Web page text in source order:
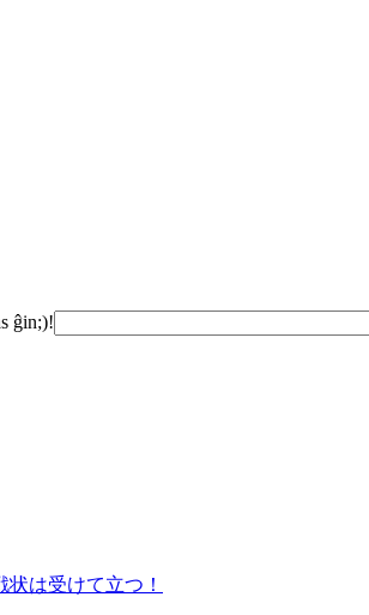
ĝin;)!
状は受けて立つ！